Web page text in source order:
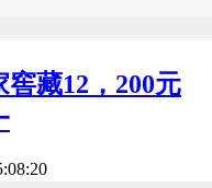
藏12，200元